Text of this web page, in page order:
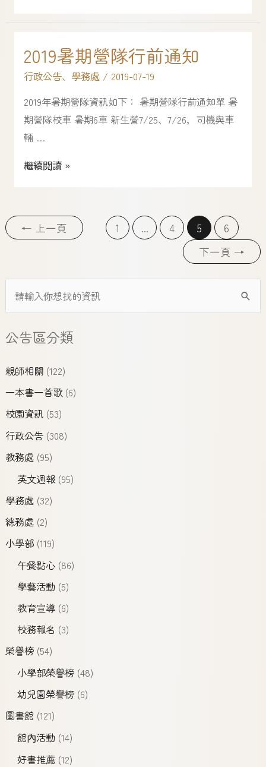
公告區分類
親師相關(122)
一本書一首歌(6)
校園資訊(53)
行政公告(308)
教務處(95)
英文週報 (95)
學務處(32)
總務處(2)
小學部(119)
午餐點心(86)
學藝活動 (5)
教育宣導(6)
校務報名 (3)
榮譽榜(54)
小學部榮譽榜(48)
幼兒園榮譽榜(6)
圖書館(121)
館內活動 (14)
好書推薦(12)
2019暑期營隊行前通知
行政公告、 學務處 / 2019-07-19
2019年暑期營隊資訊如下： 暑期營隊行前通知單 暑
期營隊校車 暑期6車 新生營7/25、7/26，司機與車
輛 …
繼續閱讀 »
← 上一頁 1 ... 4 5
6
下一頁 →